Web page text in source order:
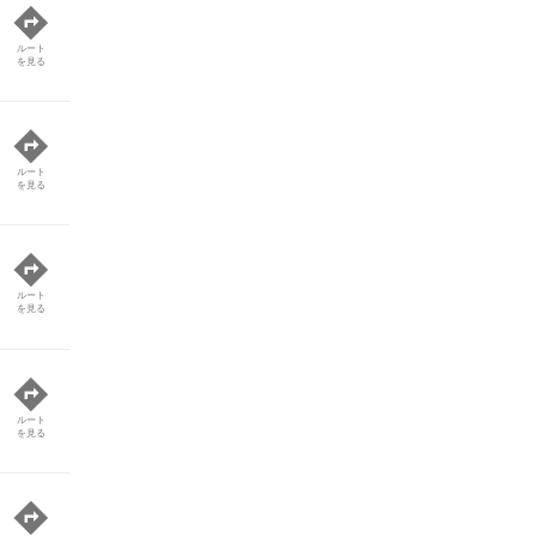
ルート
を見る
ルート
を見る
ルート
を見る
ルート
を見る